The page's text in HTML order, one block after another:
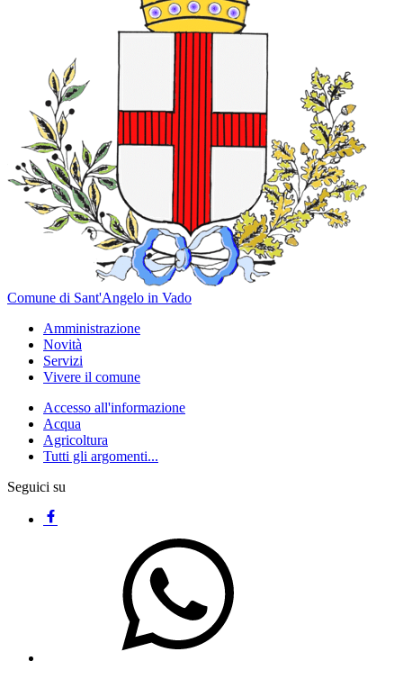
Comune di Sant'Angelo in Vado
Amministrazione
Novità
Servizi
Vivere il comune
Accesso all'informazione
Acqua
Agricoltura
Tutti gli argomenti...
Seguici su